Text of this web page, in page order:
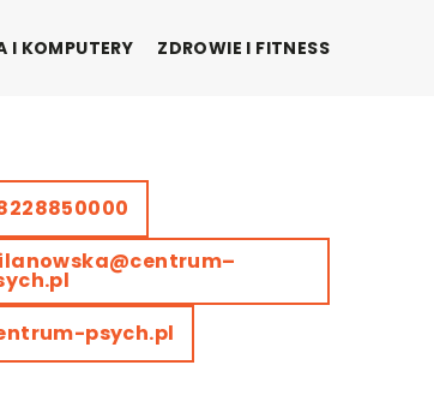
I KOMPUTERY ZDROWIE I FITNESS
psych.pl